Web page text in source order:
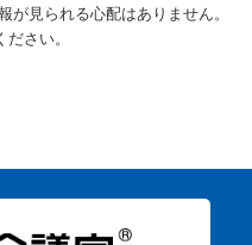
が見られる心配はありません。
さい。